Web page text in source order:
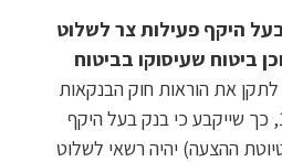
היקף פעילות צר לשלוט
ביטוח שעיסוקו בביטוח
לתקן את הוראות חוק הבנקאות
(רישוי), התשמ"א- 1981, כך שייקבע כי בנק בעל היקף
ההצעה) יהיה רשאי לשלוט